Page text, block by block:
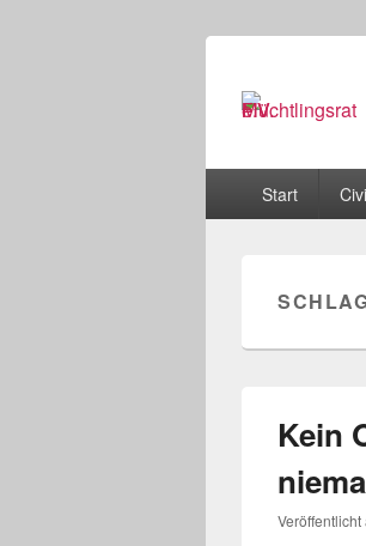
Schwerin
Start
Kein
Veröffentlicht